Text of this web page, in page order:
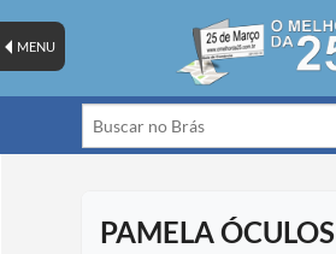
MENU
PAMELA ÓCULOS